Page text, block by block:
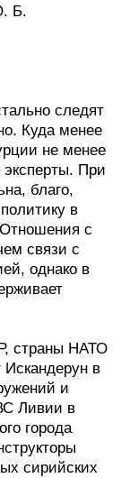
Б.
следят
Куда менее
не менее
эксперты. При
благо,
в
с
связи с
однако в
страны НАТО
Искандерун в
и
Ливии в
города
сирийских